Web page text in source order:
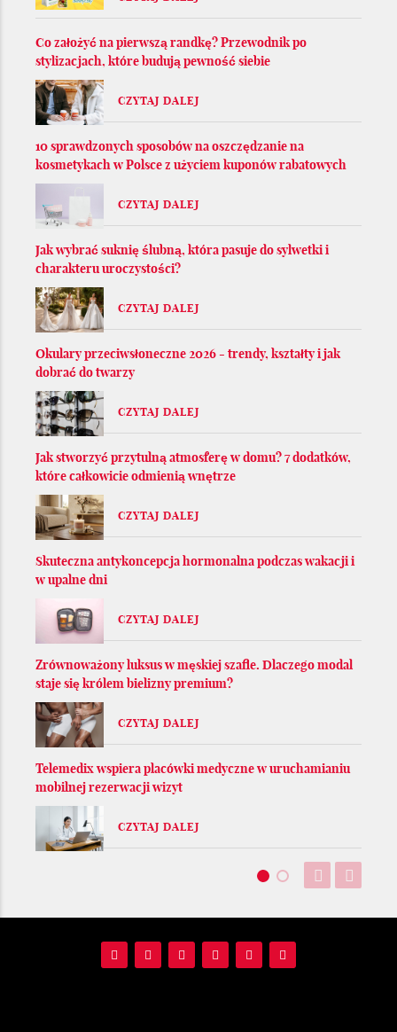
Co założyć na pierwszą randkę? Przewodnik po
stylizacjach, które budują pewność siebie
CZYTAJ DALEJ
10 sprawdzonych sposobów na oszczędzanie na
kosmetykach w Polsce z użyciem kuponów rabatowych
CZYTAJ DALEJ
Jak wybrać suknię ślubną, która pasuje do sylwetki i
charakteru uroczystości?
CZYTAJ DALEJ
Okulary przeciwsłoneczne 2026 - trendy, kształty i jak
dobrać do twarzy
CZYTAJ DALEJ
Jak stworzyć przytulną atmosferę w domu? 7 dodatków,
które całkowicie odmienią wnętrze
CZYTAJ DALEJ
Skuteczna antykoncepcja hormonalna podczas wakacji i
w upalne dni
CZYTAJ DALEJ
Zrównoważony luksus w męskiej szafie. Dlaczego modal
staje się królem bielizny premium?
CZYTAJ DALEJ
Telemedix wspiera placówki medyczne w uruchamianiu
mobilnej rezerwacji wizyt
CZYTAJ DALEJ